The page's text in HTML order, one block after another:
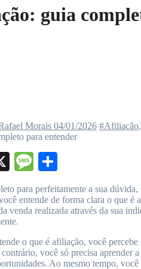
guia
Morais 04/01/2026 #Afiliação,
X Message
entende de forma clara o que
venda realizada através da sua
o que é afiliação, você
você só precisa aprender
Ao mesmo tempo,